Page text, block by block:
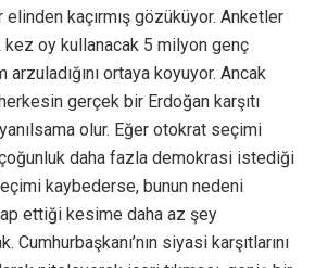
kaçırmış gözüküyor. Anketler
oy kullanacak 5 milyon genç
ortaya koyuyor. Ancak
gerçek bir Erdoğan karşıtı
olur. Eğer otokrat seçimi
daha fazla demokrasi istediği
kaybederse, bunun nedeni
ettiği kesime daha az şey
siyasi karşıtlarını